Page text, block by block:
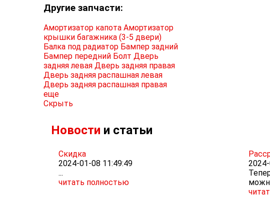
Другие запчасти:
Амортизатор капота Амортизатор
крышки багажника (3-5 двери)
Балка под радиатор Бампер задний
Бампер передний Болт Дверь
задняя левая Дверь задняя правая
Дверь задняя распашная левая
Дверь задняя распашная правая
еще
Скрыть
Новости и статьи
Скидка
2024-01-08 11:49:49
...
читать полностью